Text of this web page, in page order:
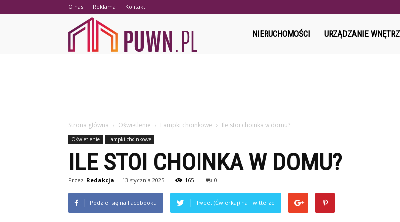
O nas Reklama Kontakt
NIERUCHOMOŚCI URZĄDZANIE WNĘTRZ
Strona główna Oświetlenie Lampki choinkowe Ile stoi choinka w domu?
Oświetlenie Lampki choinkowe
ILE STOI CHOINKA W DOMU?
Przez Redakcja - 13 stycznia 2025 165 0
Podziel się na Facebooku Tweet (Ćwierkaj) na Twitterze